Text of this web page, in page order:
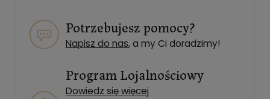
Potrzebujesz pomocy?
Napisz do nas, a my Ci doradzimy!
Program Lojalnościowy
Dowiedz się więcej